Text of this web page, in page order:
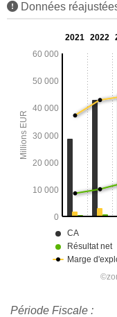
Données
Période Fiscale :